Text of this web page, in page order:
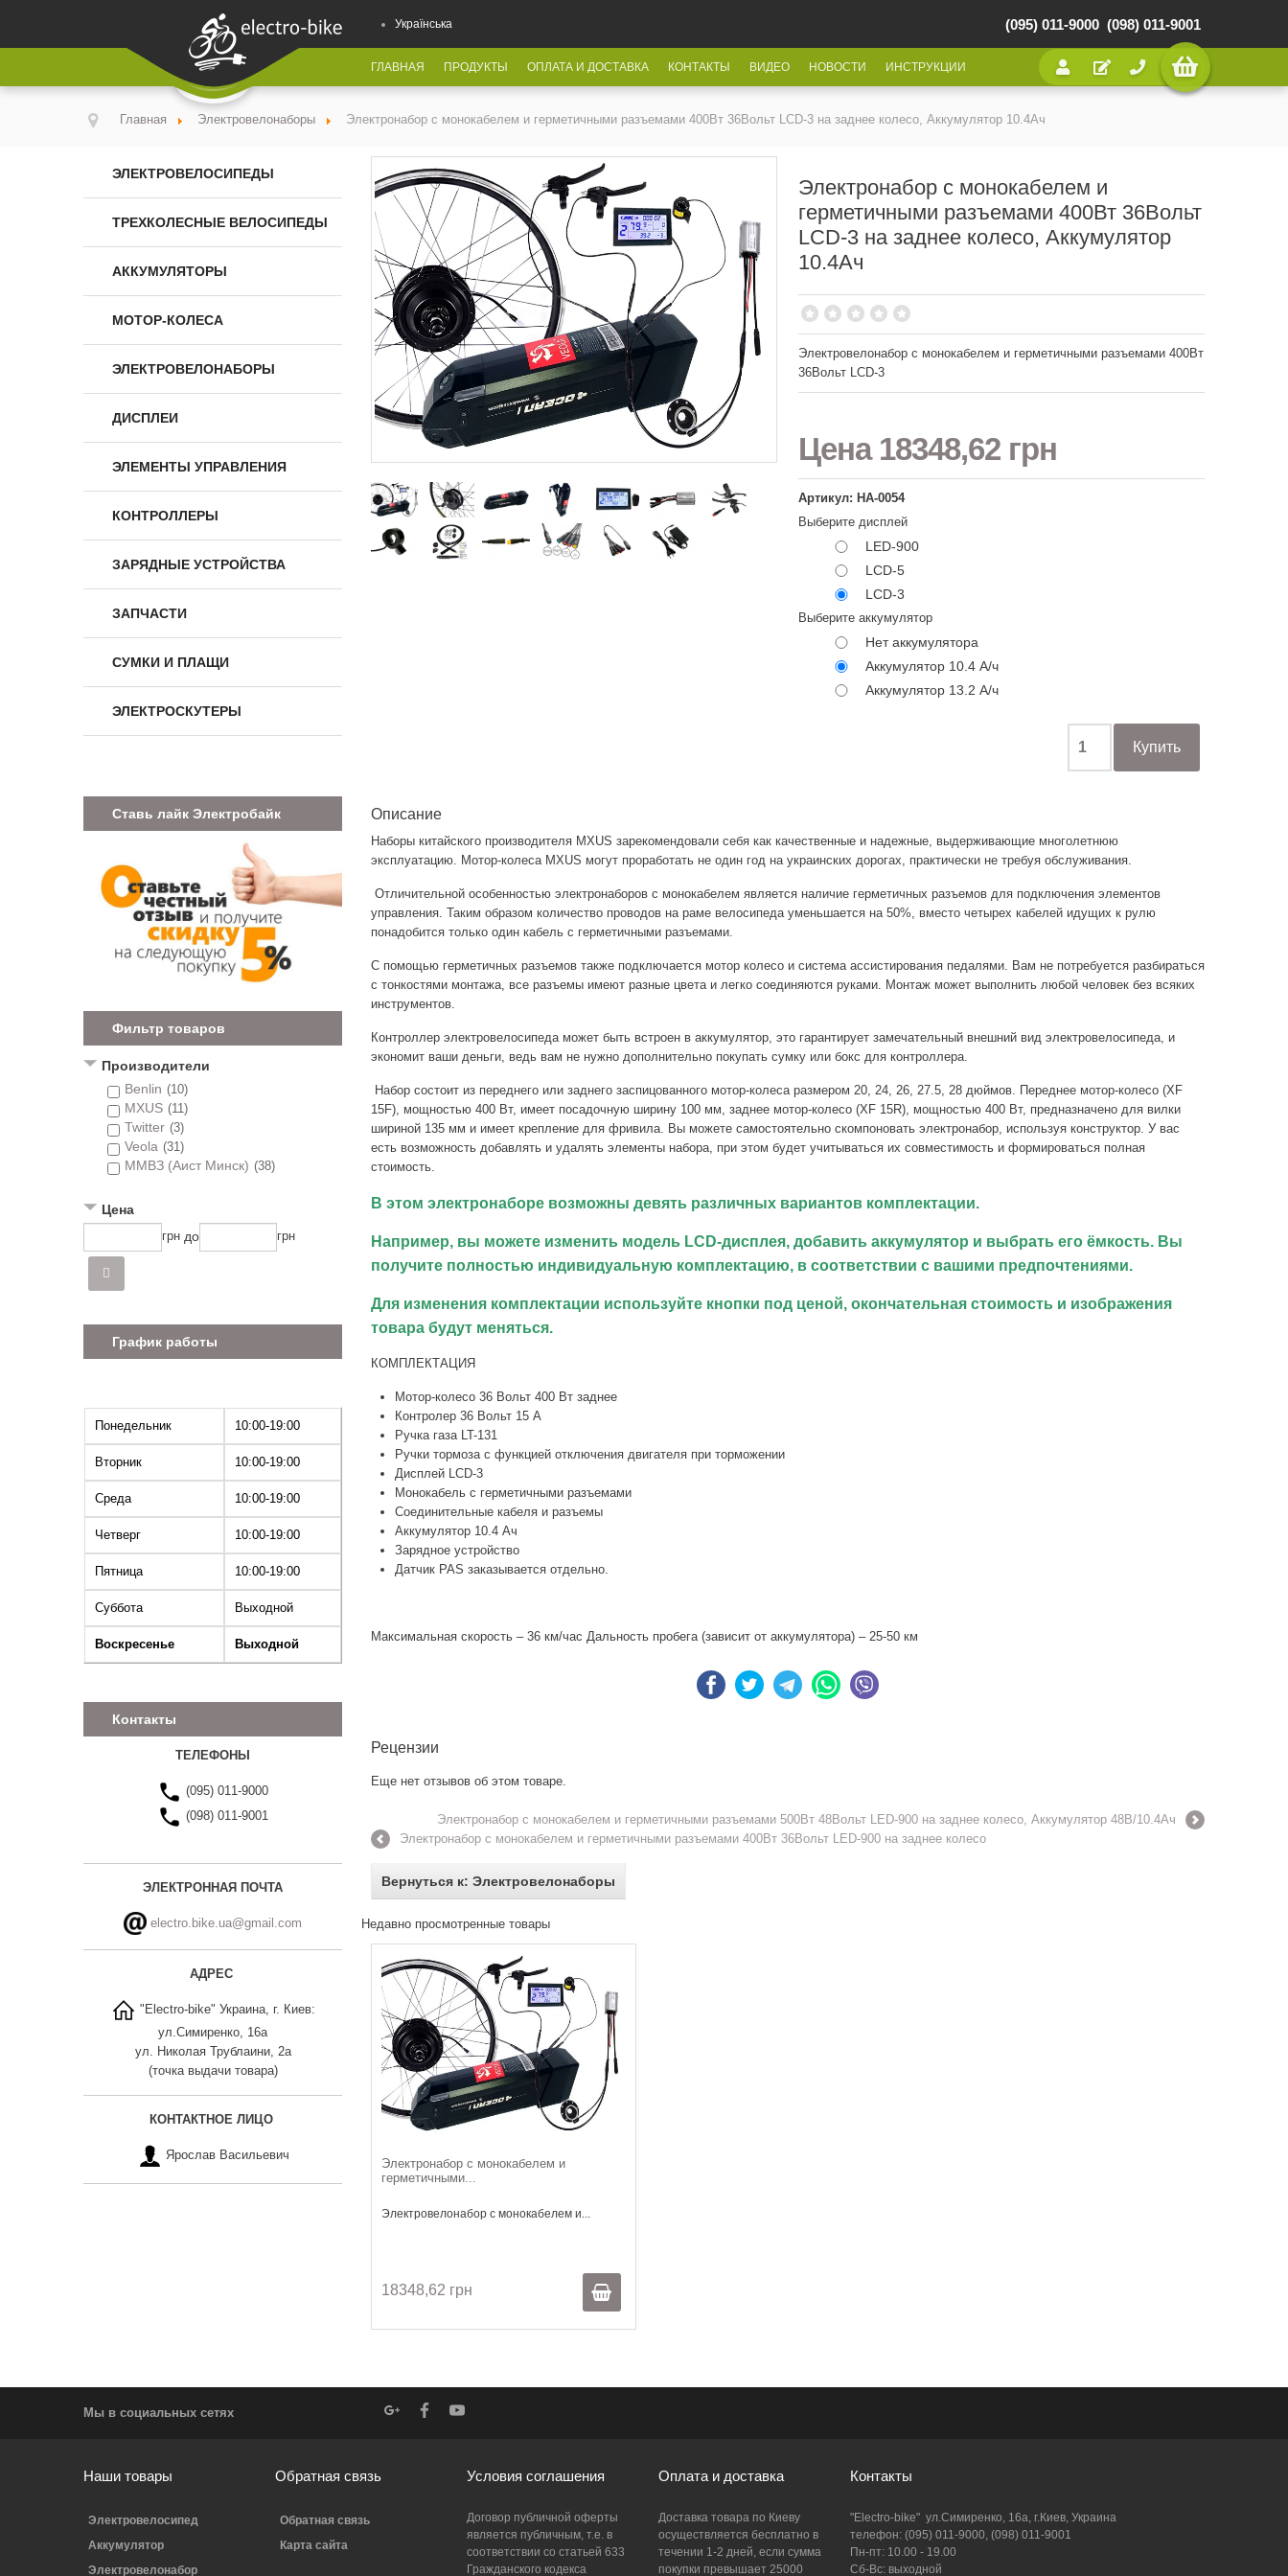
Українська (095) 011-9000 (098) 011-9001
ГЛАВНАЯ ПРОДУКТЫ ОПЛАТА И ДОСТАВКА КОНТАКТЫ ВИДЕО НОВОСТИ ИНСТРУКЦИИ
Главная Электровелонаборы Электронабор с монокабелем и герметичными разъемами 400Вт 36Вольт LCD-3 на заднее колесо, Аккумулятор 10.4Ач
ЭЛЕКТРОВЕЛОСИПЕДЫ
ТРЕХКОЛЕСНЫЕ ВЕЛОСИПЕДЫ
АККУМУЛЯТОРЫ
МОТОР-КОЛЕСА
ЭЛЕКТРОВЕЛОНАБОРЫ
ДИСПЛЕИ
ЭЛЕМЕНТЫ УПРАВЛЕНИЯ
КОНТРОЛЛЕРЫ
ЗАРЯДНЫЕ УСТРОЙСТВА
ЗАПЧАСТИ
СУМКИ И ПЛАЩИ
ЭЛЕКТРОСКУТЕРЫ
Ставь лайк Электробайк
Фильтр товаров
Производители
Benlin (10)
MXUS (11)
Twitter (3)
Veola (31)
ММВЗ (Аист Минск) (38)
Цена
грн до грн
График работы
Понедельник 10:00-19:00
Вторник 10:00-19:00
Среда 10:00-19:00
Четверг 10:00-19:00
Пятница 10:00-19:00
Суббота Выходной
Воскресенье Выходной
Контакты
ТЕЛЕФОНЫ
(095) 011-9000
(098) 011-9001
ЭЛЕКТРОННАЯ ПОЧТА
electro.bike.ua@gmail.com
АДРЕС
"Electro-bike" Украина, г. Киев:
ул.Симиренко, 16а
ул. Николая Трублаини, 2а
(точка выдачи товара)
КОНТАКТНОЕ ЛИЦО
Ярослав Васильевич
Электронабор с монокабелем и
герметичными разъемами 400Вт 36Вольт
LCD-3 на заднее колесо, Аккумулятор
10.4Ач
Электровелонабор с монокабелем и герметичными разъемами 400Вт
36Вольт LCD-3
Цена 18348,62 грн
Артикул: НА-0054
Выберите дисплей
LED-900
LCD-5
LCD-3
Выберите аккумулятор
Нет аккумулятора
Аккумулятор 10.4 А/ч
Аккумулятор 13.2 А/ч
Описание
Наборы китайского производителя MXUS зарекомендовали себя как качественные и надежные, выдерживающие многолетнюю
эксплуатацию. Мотор-колеса MXUS могут проработать не один год на украинских дорогах, практически не требуя обслуживания.
Отличительной особенностью электронаборов с монокабелем является наличие герметичных разъемов для подключения элементов
управления. Таким образом количество проводов на раме велосипеда уменьшается на 50%, вместо четырех кабелей идущих к рулю
понадобится только один кабель с герметичными разъемами.
С помощью герметичных разъемов также подключается мотор колесо и система ассистирования педалями. Вам не потребуется разбираться
с тонкостями монтажа, все разъемы имеют разные цвета и легко соединяются руками. Монтаж может выполнить любой человек без всяких
инструментов.
Контроллер электровелосипеда может быть встроен в аккумулятор, это гарантирует замечательный внешний вид электровелосипеда, и
экономит ваши деньги, ведь вам не нужно дополнительно покупать сумку или бокс для контроллера.
Набор состоит из переднего или заднего заспицованного мотор-колеса размером 20, 24, 26, 27.5, 28 дюймов. Переднее мотор-колесо (XF
15F), мощностью 400 Вт, имеет посадочную ширину 100 мм, заднее мотор-колесо (XF 15R), мощностью 400 Вт, предназначено для вилки
шириной 135 мм и имеет крепление для фривила. Вы можете самостоятельно скомпоновать электронабор, используя конструктор. У вас
есть возможность добавлять и удалять элементы набора, при этом будет учитываться их совместимость и формироваться полная
стоимость.
В этом электронаборе возможны девять различных вариантов комплектации.
Например, вы можете изменить модель LCD-дисплея, добавить аккумулятор и выбрать его ёмкость. Вы
получите полностью индивидуальную комплектацию, в соответствии с вашими предпочтениями.
Для изменения комплектации используйте кнопки под ценой, окончательная стоимость и изображения
товара будут меняться.
КОМПЛЕКТАЦИЯ
Мотор-колесо 36 Вольт 400 Вт заднее
Контролер 36 Вольт 15 А
Ручка газа LT-131
Ручки тормоза с функцией отключения двигателя при торможении
Дисплей LCD-3
Монокабель с герметичными разъемами
Соединительные кабеля и разъемы
Аккумулятор 10.4 Ач
Зарядное устройство
Датчик PAS заказывается отдельно.
Максимальная скорость – 36 км/час Дальность пробега (зависит от аккумулятора) – 25-50 км
Рецензии
Еще нет отзывов об этом товаре.
Электронабор с монокабелем и герметичными разъемами 500Вт 48Вольт LED-900 на заднее колесо, Аккумулятор 48В/10.4Ач
Электронабор с монокабелем и герметичными разъемами 400Вт 36Вольт LED-900 на заднее колесо
Вернуться к: Электровелонаборы
Недавно просмотренные товары
Электронабор с монокабелем и
герметичными...
Электровелонабор с монокабелем и...
18348,62 грн
Мы в социальных сетях
Наши товары
Электровелосипед
Аккумулятор
Электровелонабор
Обратная связь
Обратная связь
Карта сайта
Условия соглашения
Договор публичной оферты
является публичным, т.е. в
соответствии со статьей 633
Гражданского кодекса
Оплата и доставка
Доставка товара по Киеву
осуществляется бесплатно в
течении 1-2 дней, если сумма
покупки превышает 25000
Контакты
"Electro-bike" ул.Симиренко, 16а, г.Киев, Украина
телефон: (095) 011-9000, (098) 011-9001
Пн-пт: 10.00 - 19.00
Сб-Вс: выходной